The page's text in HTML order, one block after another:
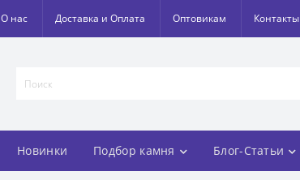
О нас Доставка и Оплата Оптовикам Контакты
Новинки Подбор камня Блог-Статьи